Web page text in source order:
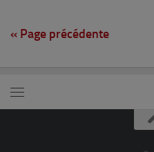
« Page précédente